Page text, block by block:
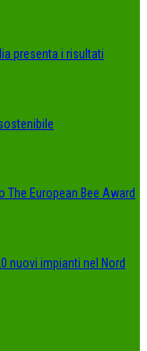
presenta i risultati
The European Bee Award
nuovi impianti nel Nord